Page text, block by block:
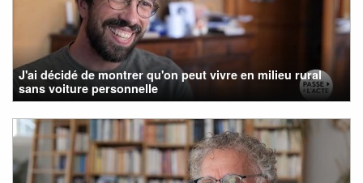
J'ai décidé de montrer qu'on peut vivre en milieu rural
sans voiture personnelle